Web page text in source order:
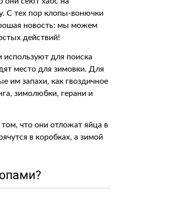
С тех пор клопы-вонючки
новость: мы можем
действий!
для поиска
место для зимовки. Для
им запахи, как гвоздичное
зимолюбки, герани и
что они отложат яйца в
в коробках, а зимой